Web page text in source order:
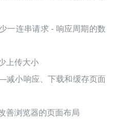
连串请求 - 响应周期的数
上传大小
小响应、下载和缓存页面
浏览器的页面布局